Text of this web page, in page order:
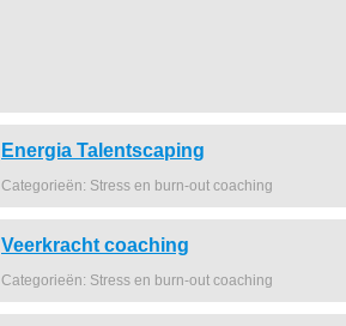
Energia Talentscaping
Categorieën: Stress en burn-out coaching
Veerkracht coaching
Categorieën: Stress en burn-out coaching